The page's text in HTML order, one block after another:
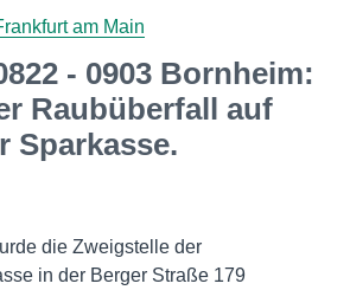
am Main
- 0903 Bornheim:
Raubüberfall auf
Sparkasse.
die Zweigstelle der
in der Berger Straße 179